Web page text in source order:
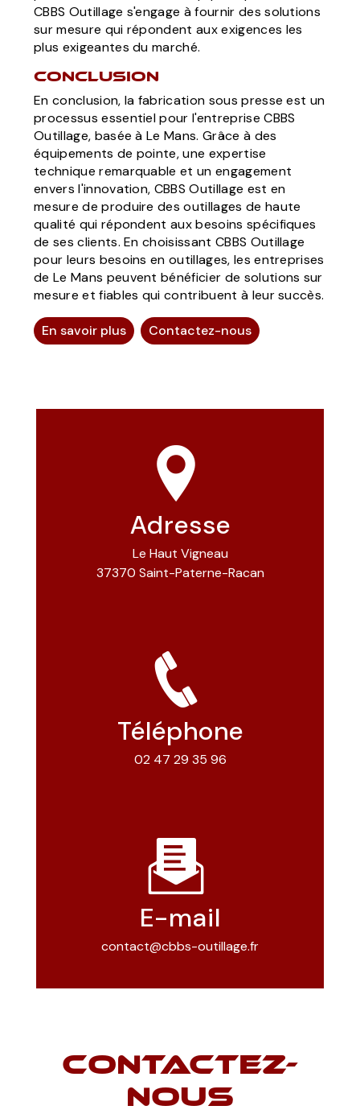
CBBS Outillage s'engage à fournir des solutions
sur mesure qui répondent aux exigences les
plus exigeantes du marché.
Conclusion
En conclusion, la fabrication sous presse est un
processus essentiel pour l'entreprise CBBS
Outillage, basée à Le Mans. Grâce à des
équipements de pointe, une expertise
technique remarquable et un engagement
envers l'innovation, CBBS Outillage est en
mesure de produire des outillages de haute
qualité qui répondent aux besoins spécifiques
de ses clients. En choisissant CBBS Outillage
pour leurs besoins en outillages, les entreprises
de Le Mans peuvent bénéficier de solutions sur
mesure et fiables qui contribuent à leur succès.
En savoir plus Contactez-nous
Adresse
Le Haut Vigneau
37370 Saint-Paterne-Racan
Téléphone
02 47 29 35 96
E-mail
contact@cbbs-outillage.fr
CONTACTEZ-
NOUS